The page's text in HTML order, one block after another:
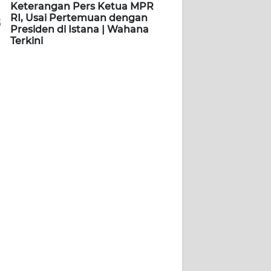
Keterangan Pers Ketua MPR
RI, Usai Pertemuan dengan
Presiden di Istana | Wahana
Terkini